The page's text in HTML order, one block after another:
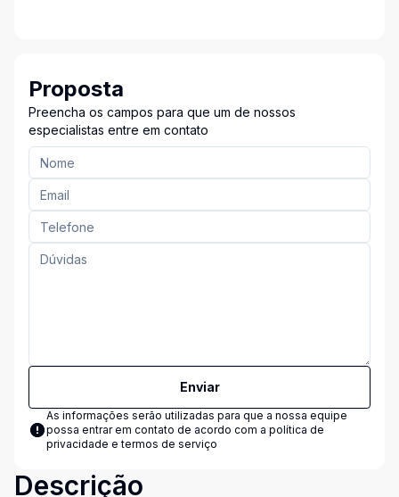
Proposta
Preencha os campos para que um de nossos
especialistas entre em contato
Enviar
As informações serão utilizadas para que a nossa equipe
possa entrar em contato de acordo com a política de
privacidade e termos de serviço
Descrição